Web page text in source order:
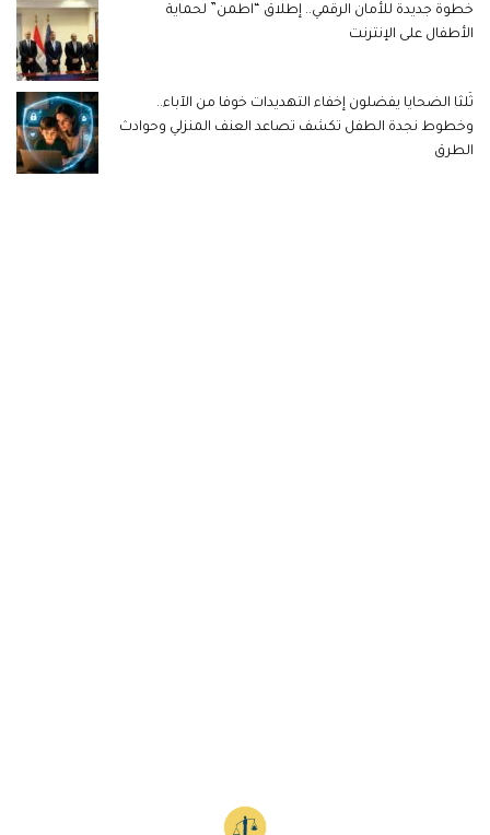
خطوة جديدة للأمان الرقمي.. إطلاق “اطمن” لحماية
الأطفال على الإنترنت
ثُلثا الضحايا يفضلون إخفاء التهديدات خوفا من الآباء..
وخطوط نجدة الطفل تكشف تصاعد العنف المنزلي وحوادث
الطرق